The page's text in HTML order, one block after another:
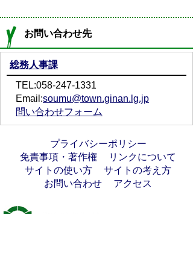
お問い合わせ先
総務人事課
TEL:058-247-1331
Email:soumu@town.ginan.lg.jp
問い合わせフォーム
プライバシーポリシー
免責事項・著作権
リンクについて
サイトの使い方
サイトの考え方
お問い合わせ
アクセス